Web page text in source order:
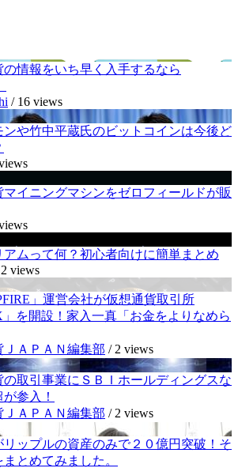
の情報をいち早く入手するなら
/ 16 views
ンや竹中平蔵氏のビットコインは今後ど
マイニングマシンをゼロフィールドが販
アムって何？初心者向けに簡単まとめ
2 views
」運営会社が仮想通貨取引所
」を開設！家入一真「お金をよりなめら
ＪＡＰＡＮ編集部 / 2 views
の取引事業にＳＢＩホールディングスな
参入！
ＪＡＰＡＮ編集部 / 2 views
リップルの資産のみで２０億円突破！そ
とめてみました。